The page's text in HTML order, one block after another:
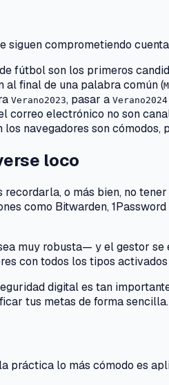
siguen comprometiendo
fútbol son los primeros
al final de una palabra común (
Verano2023, pasar a Verano2024
correo electrónico no son
los navegadores son
loco
o más bien, no
como Bitwarden,
muy robusta— y el gestor
con todos los tipos
digital es tan
tus metas de forma sencilla.
práctica lo más cómodo es